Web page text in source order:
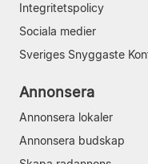
Integritetspolicy
Sociala medier
Sveriges Snyggaste
Annonsera
Annonsera lokaler
Annonsera budskap